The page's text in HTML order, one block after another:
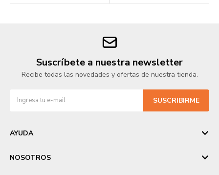
Suscríbete a nuestra newsletter
Recibe todas las novedades y ofertas de nuestra tienda.
SUSCRIBIRME
AYUDA
NOSOTROS